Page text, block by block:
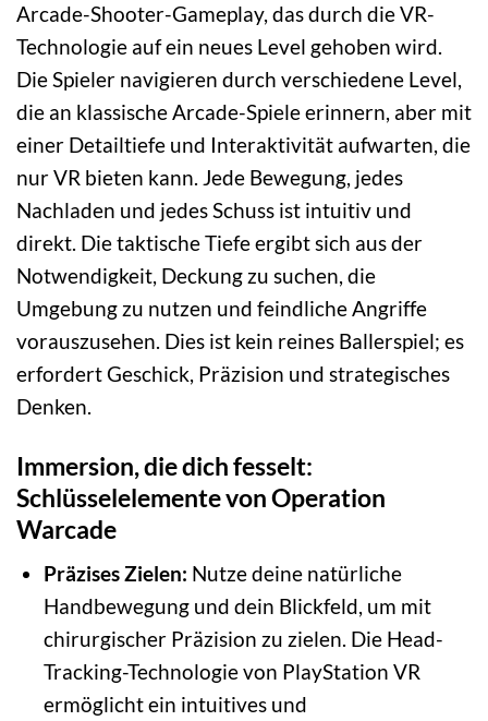
Arcade-Shooter-Gameplay, das durch die VR-
Technologie auf ein neues Level gehoben wird.
Die Spieler navigieren durch verschiedene Level,
die an klassische Arcade-Spiele erinnern, aber mit
einer Detailtiefe und Interaktivität aufwarten, die
nur VR bieten kann. Jede Bewegung, jedes
Nachladen und jedes Schuss ist intuitiv und
direkt. Die taktische Tiefe ergibt sich aus der
Notwendigkeit, Deckung zu suchen, die
Umgebung zu nutzen und feindliche Angriffe
vorauszusehen. Dies ist kein reines Ballerspiel; es
erfordert Geschick, Präzision und strategisches
Denken.
Immersion, die dich fesselt:
Schlüsselelemente von Operation
Warcade
Präzises Zielen: Nutze deine natürliche
Handbewegung und dein Blickfeld, um mit
chirurgischer Präzision zu zielen. Die Head-
Tracking-Technologie von PlayStation VR
ermöglicht ein intuitives und